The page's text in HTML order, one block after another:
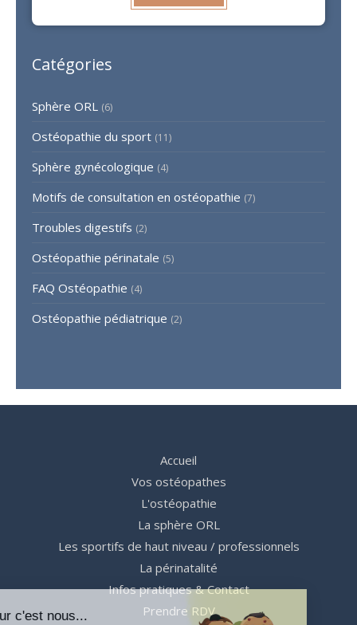
Catégories
Sphère ORL (6)
Ostéopathie du sport (11)
Sphère gynécologique (4)
Motifs de consultation en ostéopathie (7)
Troubles digestifs (2)
Ostéopathie périnatale (5)
FAQ Ostéopathie (4)
Ostéopathie pédiatrique (2)
Accueil
Vos ostéopathes
L'ostéopathie
La sphère ORL
Les sportifs de haut niveau / professionnels
La périnatalité
Infos pratiques & Contact
Prendre RDV